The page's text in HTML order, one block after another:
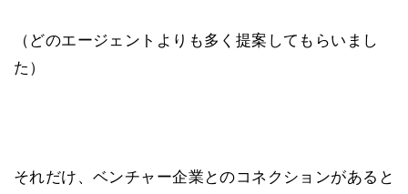
（どのエージェントよりも多く提案してもらいまし
た）
それだけ、ベンチャー企業とのコネクションがあると